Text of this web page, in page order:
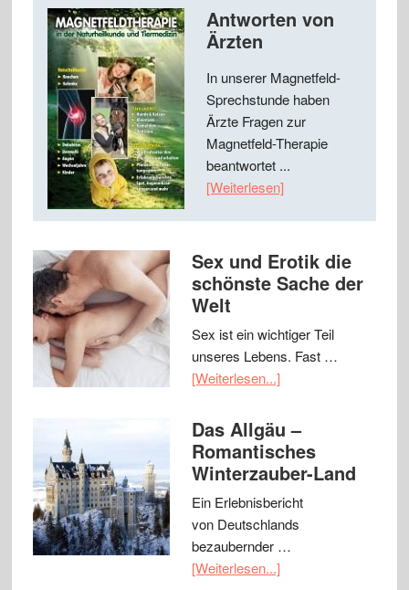
Antworten von
Ärzten
In unserer Magnetfeld-
Sprechstunde haben
Ärzte Fragen zur
Magnetfeld-Therapie
beantwortet ...
[Weiterlesen]
Sex und Erotik die
schönste Sache der
Welt
Sex ist ein wichtiger Teil
unseres Lebens. Fast …
[Weiterlesen...]
Das Allgäu –
Romantisches
Winterzauber-Land
Ein Erlebnisbericht
von Deutschlands
bezaubernder …
[Weiterlesen...]